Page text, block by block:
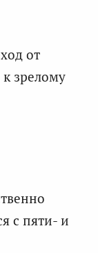
от
зрелому
с пяти- и